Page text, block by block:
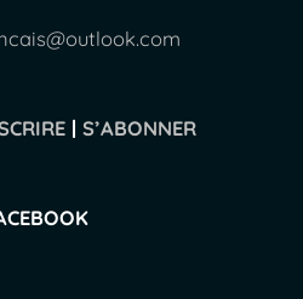
| S’ABONNER